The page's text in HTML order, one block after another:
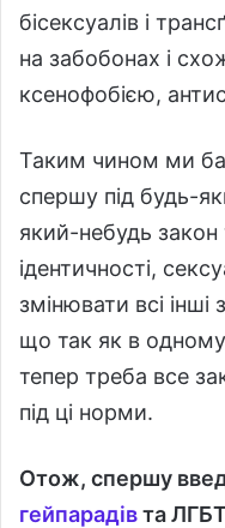
бісексуалів і
на забобонах і
ксенофобією,
Таким чином ми
спершу під будь-
який-небудь закон
ідентичності,
змінювати всі
що так як в одному
тепер треба все
під ці норми.
Отож, спершу
гейпарадівта